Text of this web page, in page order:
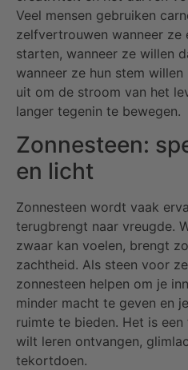
Veel mensen gebruiken
zelfvertrouwen wanneer ze
starten, wanneer ze willen
wanneer ze hun stem
uit om de stroom van het
langer tegenin te bewegen.
Zonnesteen:
en licht
Zonnesteen wordt vaak
terugbrengt naar vreugde.
zwaar kan voelen, brengt
zachtheid. Als steen voor
zonnesteen helpen om je
minder macht te geven en
ruimte te bieden. Het is
wilt leren ontvangen,
tekortdoen.